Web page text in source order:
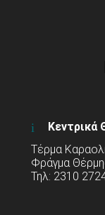
Κεντρικά
Τέρμα
Φράγμα
Τηλ: 2310